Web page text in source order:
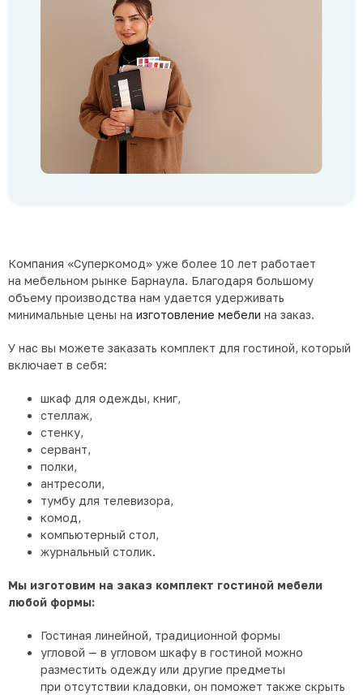
Компания «Суперкомод» уже более 10 лет работает
на мебельном рынке Барнаула. Благодаря большому
объему производства нам удается удерживать
минимальные цены на изготовление мебели на заказ.
У нас вы можете заказать комплект для гостиной, который
включает в себя:
шкаф для одежды, книг,
стеллаж,
стенку,
сервант,
полки,
антресоли,
тумбу для телевизора,
комод,
компьютерный стол,
журнальный столик.
Мы изготовим на заказ комплект гостиной мебели
любой формы:
Гостиная линейной, традиционной формы
угловой — в угловом шкафу в гостиной можно
разместить одежду или другие предметы
при отсутствии кладовки, он поможет также скрыть